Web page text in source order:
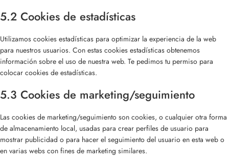
5.2 Cookies de estadísticas
Utilizamos cookies estadísticas para optimizar la experiencia de la web
para nuestros usuarios. Con estas cookies estadísticas obtenemos
información sobre el uso de nuestra web. Te pedimos tu permiso para
colocar cookies de estadísticas.
5.3 Cookies de marketing/seguimiento
Las cookies de marketing/seguimiento son cookies, o cualquier otra forma
de almacenamiento local, usadas para crear perfiles de usuario para
mostrar publicidad o para hacer el seguimiento del usuario en esta web o
en varias webs con fines de marketing similares.